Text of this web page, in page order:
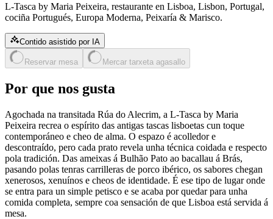
L-Tasca by Maria Peixeira, restaurante en Lisboa, Lisbon, Portugal,
cociña Portugués, Europa Moderna, Peixaría & Marisco.
Contido asistido por IA
Reservar mesa Mercar tarxeta agasallo
Por que nos gusta
Agochada na transitada Rúa do Alecrim, a L-Tasca by Maria
Peixeira recrea o espírito das antigas tascas lisboetas cun toque
contemporáneo e cheo de alma. O espazo é acolledor e
descontraído, pero cada prato revela unha técnica coidada e respecto
pola tradición. Das ameixas á Bulhão Pato ao bacallau á Brás,
pasando polas tenras carrilleras de porco ibérico, os sabores chegan
xenerosos, xenuínos e cheos de identidade. É ese tipo de lugar onde
se entra para un simple petisco e se acaba por quedar para unha
comida completa, sempre coa sensación de que Lisboa está servida á
mesa.